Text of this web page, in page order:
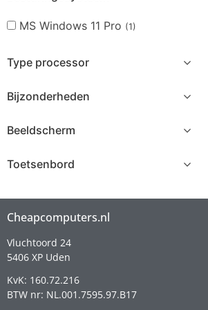
MS Windows 11 Pro (1)
Type processor
Bijzonderheden
Beeldscherm
Toetsenbord
Cheapcomputers.nl
Vluchtoord 24
5406 XP Uden
KvK: 160.72.216
BTW nr: NL.001.7595.97.B17